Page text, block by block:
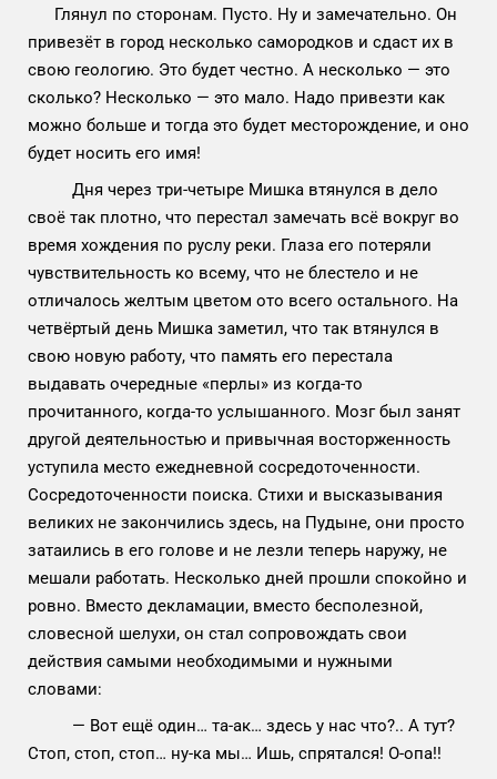
Глянул по сторонам. Пусто. Ну и замечательно. Он
привезёт в город несколько самородков и сдаст их в
свою геологию. Это будет честно. А несколько — это
сколько? Несколько — это мало. Надо привезти как
можно больше и тогда это будет месторождение, и оно
будет носить его имя!
Дня через три-четыре Мишка втянулся в дело
своё так плотно, что перестал замечать всё вокруг во
время хождения по руслу реки. Глаза его потеряли
чувствительность ко всему, что не блестело и не
отличалось желтым цветом ото всего остального. На
четвёртый день Мишка заметил, что так втянулся в
свою новую работу, что память его перестала
выдавать очередные «перлы» из когда-то
прочитанного, когда-то услышанного. Мозг был занят
другой деятельностью и привычная восторженность
уступила место ежедневной сосредоточенности.
Сосредоточенности поиска. Стихи и высказывания
великих не закончились здесь, на Пудыне, они просто
затаились в его голове и не лезли теперь наружу, не
мешали работать. Несколько дней прошли спокойно и
ровно. Вместо декламации, вместо бесполезной,
словесной шелухи, он стал сопровождать свои
действия самыми необходимыми и нужными
словами:
— Вот ещё один… та-ак… здесь у нас что?.. А тут?
Стоп, стоп, стоп… ну-ка мы… Ишь, спрятался! О-опа!!